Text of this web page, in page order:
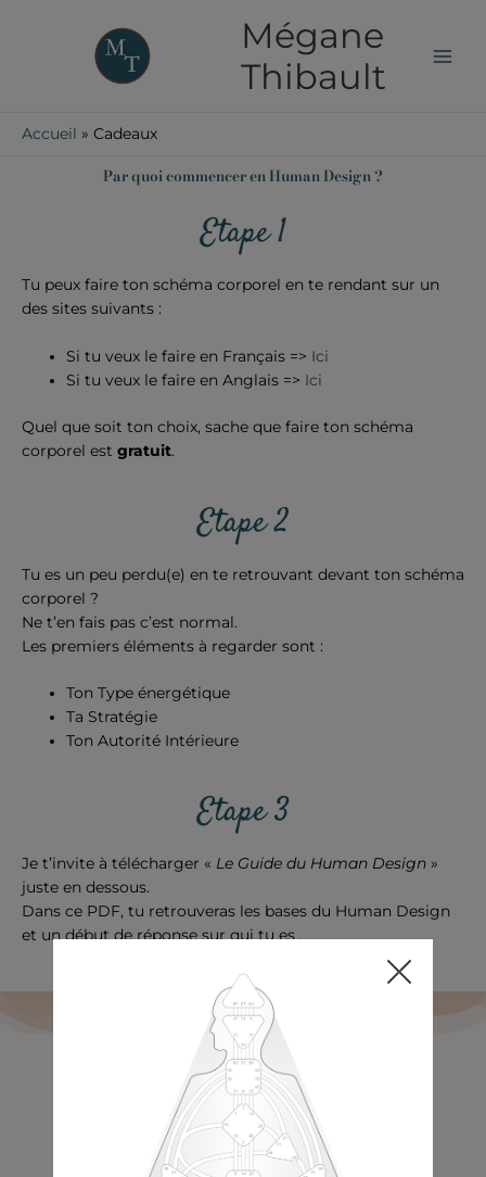
Mégane
Thibault
Accueil Cadeaux
Par quoi commencer en Human Design ?
Etape 1
Tu peux faire ton schéma corporel en te rendant sur un
des sites suivants :
Si tu veux le faire en Français => Ici
Si tu veux le faire en Anglais => Ici
Quel que soit ton choix, sache que faire ton schéma
corporel est gratuit.
Etape 2
Tu es un peu perdu(e) en te retrouvant devant ton schéma
corporel ?
Ne t’en fais pas c’est normal.
Les premiers éléments à regarder sont :
Ton Type énergétique
Ta Stratégie
Ton Autorité Intérieure
Etape 3
Je t’invite à télécharger « Le Guide du Human Design »
juste en dessous.
Dans ce PDF, tu retrouveras les bases du Human Design
et un début de réponse sur qui tu es .